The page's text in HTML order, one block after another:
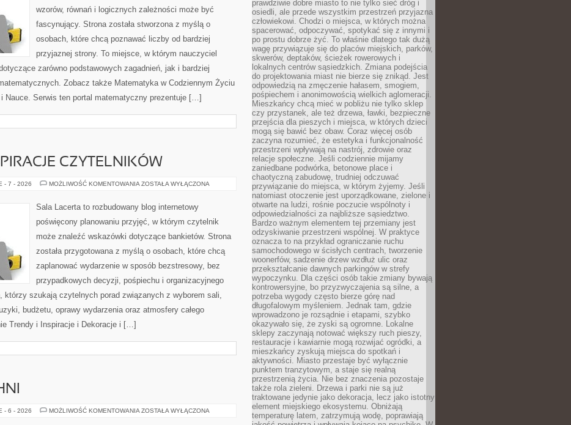
wzorów, równań i logicznych zależności może być
fascynujący. Strona została stworzona z myślą o
osobach, które chcą poznawać liczby od bardziej
przyjaznej strony. To miejsce, w którym nauczyciel
zarówno podstawowych zagadnień, jak i bardziej
Zobacz także Matematyka w Codziennym Życiu
Nauce. Serwis ten portal matematyczny prezentuje […]
CZYTELNIKÓW
- 7 - 2026 MOŻLIWOŚĆ KOMENTOWANIA HISTORIE
CZYTELNIKÓW
ZOSTAŁA WYŁĄCZONA
Sala Lacerta to rozbudowany blog internetowy
poświęcony planowaniu przyjęć, w którym czytelnik
może znaleźć wskazówki dotyczące bankietów. Strona
została przygotowana z myślą o osobach, które chcą
zaplanować wydarzenie w sposób bezstresowy, bez
przypadkowych decyzji, pośpiechu i organizacyjnego
którzy szukają czytelnych porad związanych z wyborem sali,
budżetu, oprawy wydarzenia oraz atmosfery całego
Trendy i Inspiracje i Dekoracje i […]
- 6 - 2026 MOŻLIWOŚĆ KOMENTOWANIA ZIOŁA
ZOSTAŁA WYŁĄCZONA
prawdziwie dobre miasto to nie tylko sieć dróg i
osiedli, ale przede wszystkim przestrzeń przyjazna
człowiekowi. Chodzi o miejsca, w których można
spacerować, odpoczywać, spotykać się z innymi i
po prostu dobrze żyć. To właśnie dlatego tak dużą
wagę przywiązuje się do placów miejskich, parków,
skwerów, deptaków, ścieżek rowerowych i
lokalnych centrów sąsiedzkich. Zmiana podejścia
do projektowania miast nie bierze się znikąd. Jest
odpowiedzią na zmęczenie hałasem, smogiem,
pośpiechem i anonimowością wielkich aglomeracji.
Mieszkańcy chcą mieć w pobliżu nie tylko sklep
czy przystanek, ale też drzewa, ławki, bezpieczne
przejścia dla pieszych i miejsca, w których dzieci
mogą się bawić bez obaw. Coraz więcej osób
zaczyna rozumieć, że estetyka i funkcjonalność
przestrzeni wpływają na nastrój, zdrowie oraz
relacje społeczne. Jeśli codziennie mijamy
zaniedbane podwórka, betonowe place i
chaotyczną zabudowę, trudniej odczuwać
przywiązanie do miejsca, w którym żyjemy. Jeśli
natomiast otoczenie jest uporządkowane, zielone i
otwarte na ludzi, rośnie poczucie wspólnoty i
odpowiedzialności za najbliższe sąsiedztwo.
Bardzo ważnym elementem tej przemiany jest
odzyskiwanie przestrzeni wspólnej. W praktyce
oznacza to na przykład ograniczanie ruchu
samochodowego w ścisłych centrach, tworzenie
woonerfów, sadzenie drzew wzdłuż ulic oraz
przekształcanie dawnych parkingów w strefy
wypoczynku. Dla części osób takie zmiany bywają
kontrowersyjne, bo przyzwyczajenia są silne, a
potrzeba wygody często bierze górę nad
długofalowym myśleniem. Jednak tam, gdzie
wprowadzono je rozsądnie i etapami, szybko
okazywało się, że zyski są ogromne. Lokalne
sklepy zaczynają notować większy ruch pieszy,
restauracje i kawiarnie mogą rozwijać ogródki, a
mieszkańcy zyskują miejsca do spotkań i
aktywności. Miasto przestaje być wyłącznie
punktem tranzytowym, a staje się realną
przestrzenią życia. Nie bez znaczenia pozostaje
także rola zieleni. Drzewa i parki nie są już
traktowane jedynie jako dekoracja, lecz jako istotny
element miejskiego ekosystemu. Obniżają
temperaturę latem, zatrzymują wodę, poprawiają